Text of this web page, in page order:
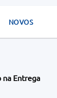
NOVOS
na Entrega